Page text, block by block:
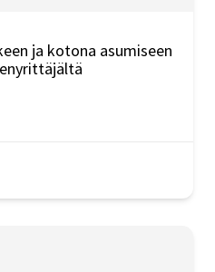
ja kotona asumiseen